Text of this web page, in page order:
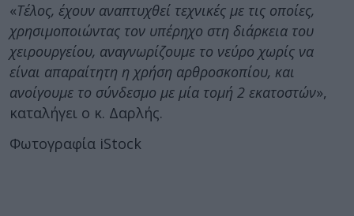
«Τέλος, έχουν αναπτυχθεί τεχνικές με τις οποίες,
χρησιμοποιώντας τον υπέρηχο στη διάρκεια του
χειρουργείου, αναγνωρίζουμε το νεύρο χωρίς να
είναι απαραίτητη η χρήση αρθροσκοπίου, και
ανοίγουμε το σύνδεσμο με μία τομή 2 εκατοστών»,
καταλήγει ο κ. Δαρλής.
Φωτογραφία iStock